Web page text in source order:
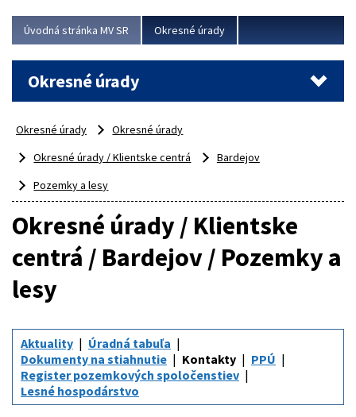
Viac
Úvodná stránka MV SR Okresné úrady
Okresné úrady
Okresné úrady
Okresné úrady
Okresné úrady / Klientske centrá
Bardejov
Pozemky a lesy
Okresné úrady / Klientske
centrá / Bardejov / Pozemky a
lesy
Aktuality
Úradná tabuľa
Dokumenty na stiahnutie
Kontakty
PPÚ
Register pozemkových spoločenstiev
Lesné hospodárstvo